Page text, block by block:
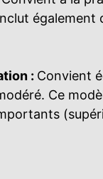
: Convient
Ce